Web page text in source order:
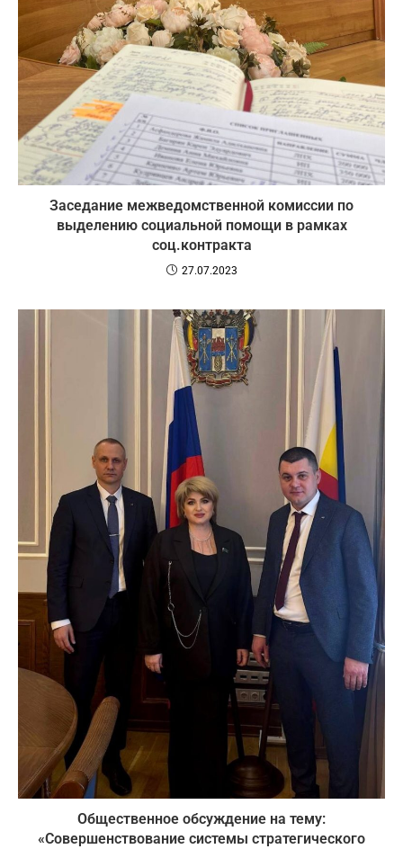
Заседание межведомственной комиссии по
выделению социальной помощи в рамках
соц.контракта
27.07.2023
Общественное обсуждение на тему:
«Совершенствование системы стратегического